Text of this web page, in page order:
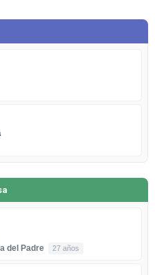
del Padre
27 años